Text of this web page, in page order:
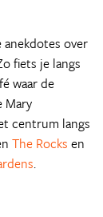
over
fiets je langs
waar de
Mary
centrum langs
The Rocks en
.